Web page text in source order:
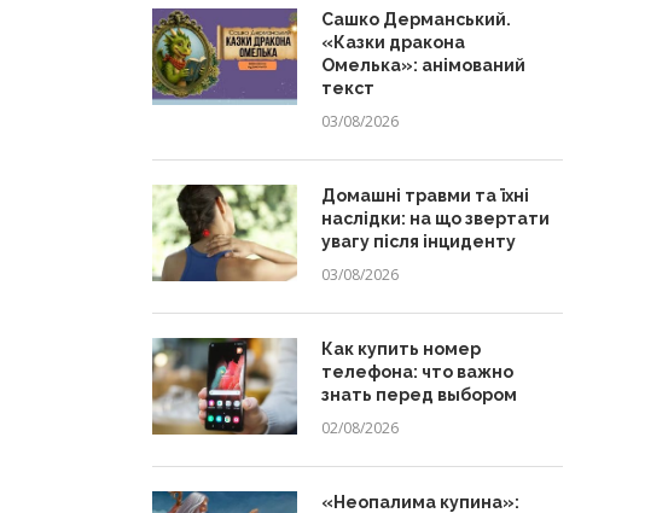
Сашко Дерманський.
«Казки дракона
Омелька»: анімований
текст
03/08/2026
Домашні травми та їхні
наслідки: на що звертати
увагу після інциденту
03/08/2026
Как купить номер
телефона: что важно
знать перед выбором
02/08/2026
«Неопалима купина»: